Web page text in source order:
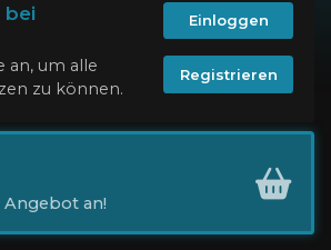
bei
an, um alle
zu können.
Einloggen
Registrieren
Angebot an!